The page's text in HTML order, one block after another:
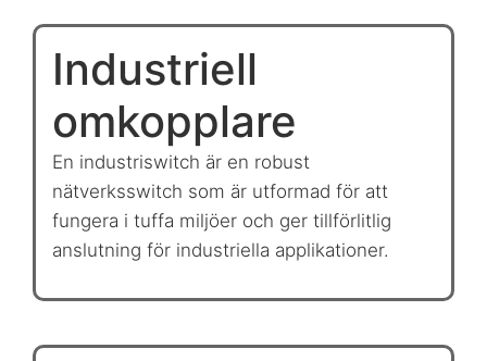
Industriell
omkopplare
En industriswitch är en robust
nätverksswitch som är utformad för att
fungera i tuffa miljöer och ger tillförlitlig
anslutning för industriella applikationer.